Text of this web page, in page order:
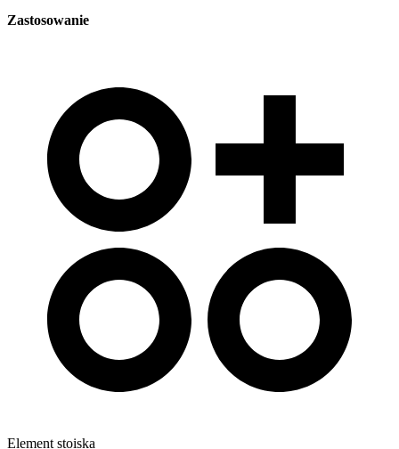
Zastosowanie
Element stoiska